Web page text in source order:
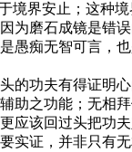
境界安止；这种
为磨石成镜是错
愚痴无智可言，
的功夫有得证明
助之功能；无相
应该回过头把功
实证，并非只有